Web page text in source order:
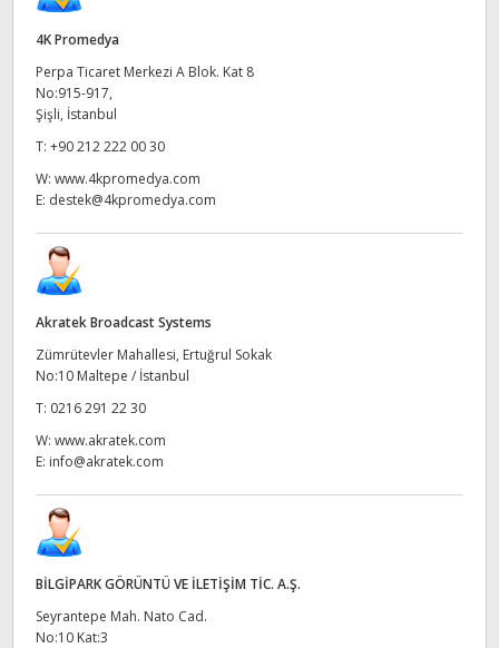
4K Promedya
Perpa Ticaret Merkezi A Blok. Kat 8
No:915-917,
Şişli, İstanbul
T: +90 212 222 00 30
W: www.4kpromedya.com
E: destek@4kpromedya.com
Akratek Broadcast Systems
Zümrütevler Mahallesi, Ertuğrul Sokak
No:10 Maltepe / İstanbul
T: 0216 291 22 30
W: www.akratek.com
E: info@akratek.com
BİLGİPARK GÖRÜNTÜ VE İLETİŞİM TİC. A.Ş.
Seyrantepe Mah. Nato Cad.
No:10 Kat:3